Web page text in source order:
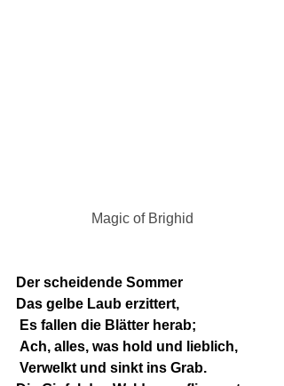
Magic of Brighid
Der scheidende Sommer
Das gelbe Laub erzittert,
Es fallen die Blätter herab;
Ach, alles, was hold und lieblich,
Verwelkt und sinkt ins Grab.